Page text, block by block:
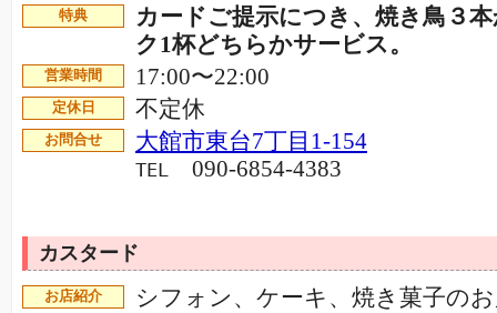
特典
カードご提示につき、焼き鳥３
ク1杯どちらかサービス。
営業時間 17:00〜22:00
定休日 不定休
お問合せ 大館市東台7丁目1-154
TEL 090-6854-4383
カスタード
お店紹介 シフォン、ケーキ、焼き菓子の